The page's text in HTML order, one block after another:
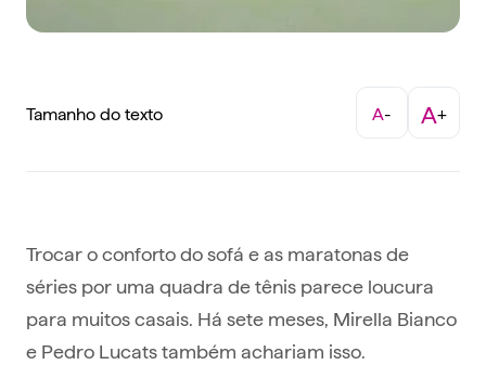
Tamanho do texto A- A+
Trocar o conforto do sofá e as maratonas de
séries por uma quadra de tênis parece loucura
para muitos casais. Há sete meses, Mirella Bianco
e Pedro Lucats também achariam isso.